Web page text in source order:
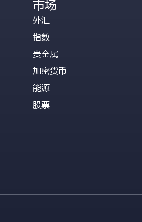
市场
外汇
指数
贵金属
加密货币
能源
股票